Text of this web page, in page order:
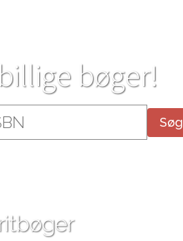
bøger!
Søg